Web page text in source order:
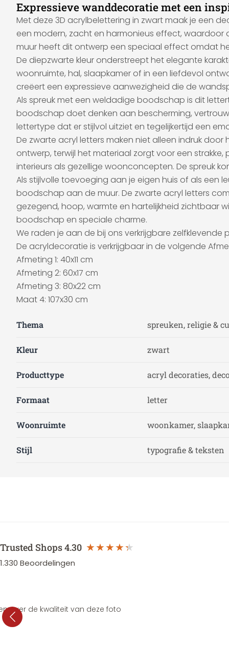
Expressieve wanddecoratie met een
Met deze 3D acrylbelettering in zwart maak je een
een modern, zacht en harmonieus effect, waardoor
muur heeft dit ontwerp een speciaal effect omdat
De diepzwarte kleur onderstreept het elegante
woonruimte, hal, slaapkamer of in een liefdevol
creëert een expressieve aanwezigheid die de
Als spreuk met een weldadige boodschap is dit
boodschap doet denken aan bescherming,
lettertype dat er stijlvol uitziet en tegelijkertijd een
De zwarte acryl letters maken niet alleen indruk
ontwerp, terwijl het materiaal zorgt voor een
interieurs als gezellige woonconcepten. De spreuk
Als stijlvolle toevoeging aan je eigen huis of als
boodschap aan de muur. De zwarte acryl letters
gezegend, hoop, warmte en hartelijkheid zichtbaar
boodschap en speciale charme.
We raden je aan de bij ons verkrijgbare
De acryldecoratie is verkrijgbaar in de volgende
Afmeting 1: 40x11 cm
Afmeting 2: 60x17 cm
Afmeting 3: 80x22 cm
Maat 4: 107x30 cm
Thema spreuken, religie &
Kleur zwart
Producttype acryl decoraties,
Formaat letter
Woonruimte woonkamer,
Stijl typografie & teksten
Trusted Shops4.30
1.330 Beoordelingen
over de kwaliteit van deze foto